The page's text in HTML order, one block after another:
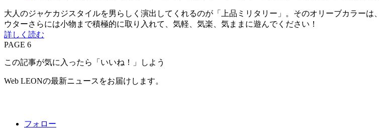
大人のジャケカジスタイルを男らしく演出してくれるのが「上品ミリタリー」。そのオリーブカラー
ウターさらには小物まで積極的に取り入れて、気軽、気楽、気ままに遊んでください！
詳しく読む
PAGE 6
この記事が気に入ったら「いいね！」しよう
Web LEONの最新ニュースをお届けします。
フォロー